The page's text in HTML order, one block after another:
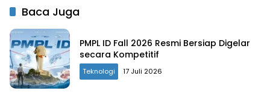
Baca Juga
PMPL ID Fall 2026 Resmi Bersiap Digelar
secara Kompetitif
Teknologi 17 Juli 2026